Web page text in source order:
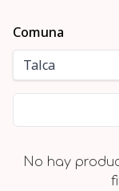
Comuna
No hay